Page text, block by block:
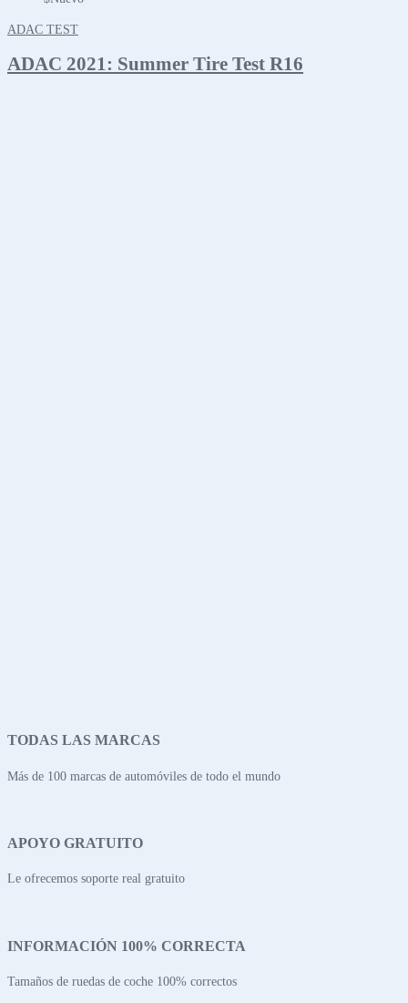
ADAC TEST
ADAC 2021: Summer Tire Test R16
TODAS LAS MARCAS
Más de 100 marcas de automóviles de todo el mundo
APOYO GRATUITO
Le ofrecemos soporte real gratuito
INFORMACIÓN 100% CORRECTA
Tamaños de ruedas de coche 100% correctos